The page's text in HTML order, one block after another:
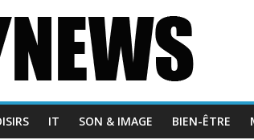
IT SON & IMAGE BIEN-ÊTRE